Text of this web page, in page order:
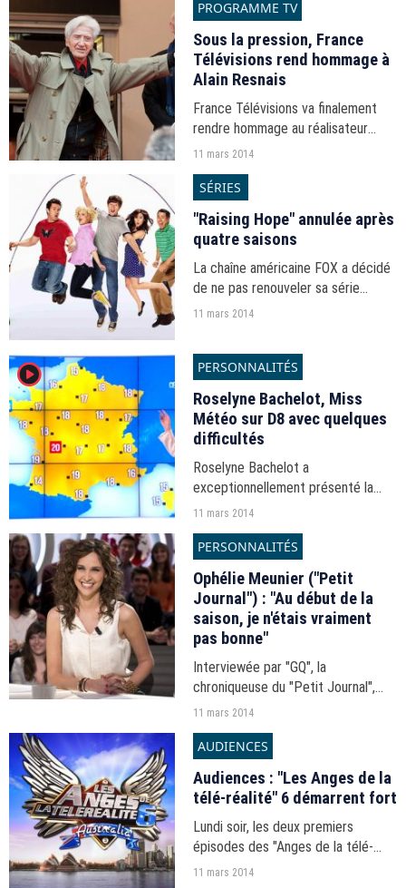
foot.
PROGRAMME TV
Sous la pression, France
Télévisions rend hommage à
Alain Resnais
France Télévisions va finalement
rendre hommage au réalisateur
Alain Resnais, récemment décédé,
jeudi 13 mars sur France 3.
11 mars 2014
SÉRIES
"Raising Hope" annulée après
quatre saisons
La chaîne américaine FOX a décidé
de ne pas renouveler sa série
"Raising Hope", qui s'achèvera donc
11 mars 2014
player2 PERSONNALITÉS
Roselyne Bachelot, Miss
Météo sur D8 avec quelques
difficultés
Roselyne Bachelot a
exceptionnellement présenté la
météo sur D8 ce midi à l'occasion
11 mars 2014
PERSONNALITÉS
Ophélie Meunier ("Petit
Journal") : "Au début de la
saison, je n'étais vraiment
pas bonne"
Interviewée par "GQ", la
chroniqueuse du "Petit Journal",
Ophélie Meunier, est revenue sur
de Yann Barthès.
11 mars 2014
AUDIENCES
Audiences : "Les Anges de la
télé-réalité" 6 démarrent fort
Lundi soir, les deux premiers
épisodes des "Anges de la télé-
réalité" saison 6 sur NRJ 12 ont
11 mars 2014